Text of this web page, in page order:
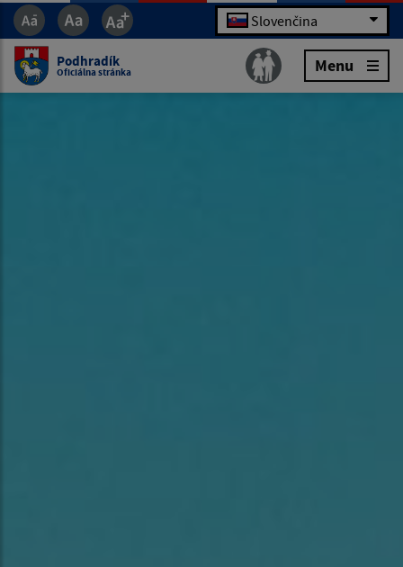
Slovenčina
Podhradík
Oficiálna stránka Menu